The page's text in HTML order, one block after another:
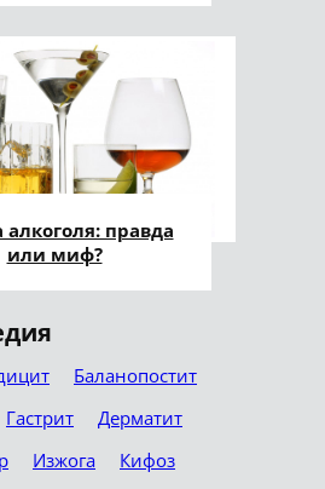
алкоголя: правда
или миф?
Баланопостит
Гастрит
Дерматит
Изжога
Кифоз